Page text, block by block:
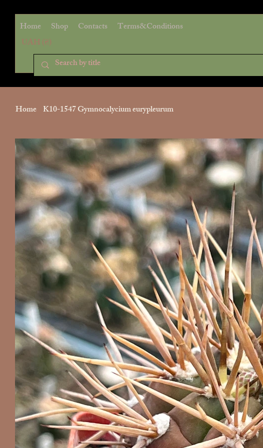
UAH (₴)
Home Shop Contacts Terms&Conditions
Home K10-1547 Gymnocalycium eurypleurum